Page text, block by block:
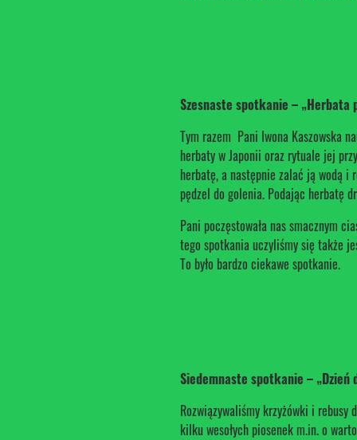
Szesnaste spotkanie – „Herbata
Tym razem Pani Iwona Kaszowska
herbaty w Japonii oraz rytuale jej
herbatę, a następnie zalać ją wodą i
pędzel do golenia. Podając herbatę
Pani poczęstowała nas smacznym
tego spotkania uczyliśmy się także
To było bardzo ciekawe spotkanie.
Siedemnaste spotkanie – „Dzień
Rozwiązywaliśmy krzyżówki i rebusy
kilku wesołych piosenek m.in. o